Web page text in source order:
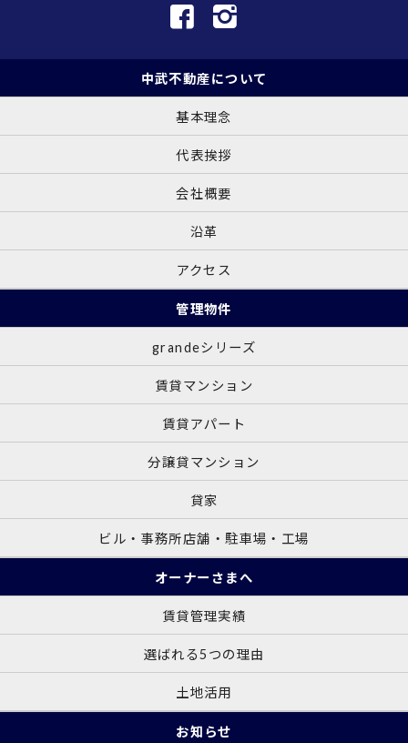
中武不動産について
基本理念
代表挨拶
会社概要
沿革
アクセス
管理物件
grandeシリーズ
賃貸マンション
賃貸アパート
分譲貸マンション
貸家
ビル・事務所店舗・駐車場・工場
オーナーさまへ
賃貸管理実績
選ばれる5つの理由
土地活用
お知らせ